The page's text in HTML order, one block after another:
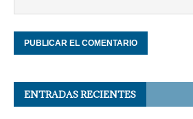
ENTRADAS RECIENTES